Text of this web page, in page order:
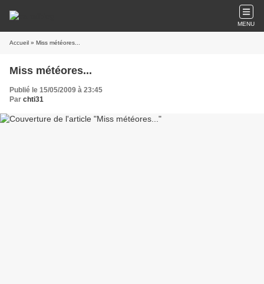
MENU
Accueil » Miss météores...
Miss météores...
Publié le 15/05/2009 à 23:45
Par chti31